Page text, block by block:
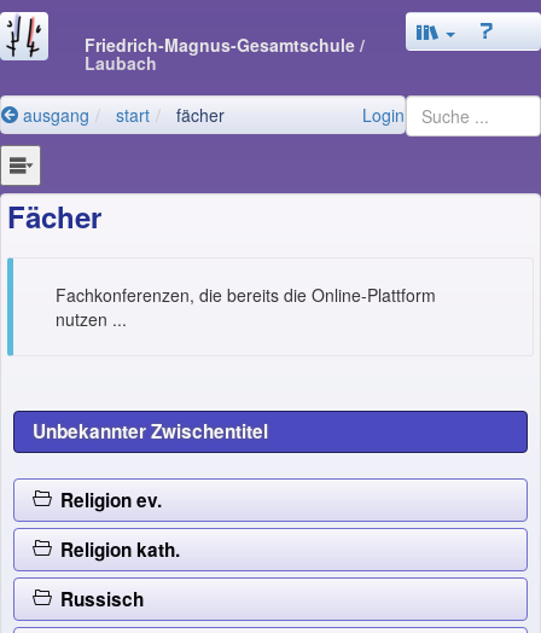
Friedrich-Magnus-Gesamtschule /
Laubach
ausgang start fächer Login
Fächer
Fachkonferenzen, die bereits die Online-Plattform
nutzen ...
Unbekannter Zwischentitel
Religion ev.
Religion kath.
Russisch